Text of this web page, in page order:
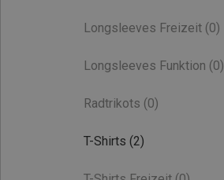
Longsleeves Freizeit (0)
Longsleeves Funktion (0)
Radtrikots (0)
T-Shirts (2)